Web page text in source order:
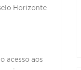
Horizonte
acesso aos